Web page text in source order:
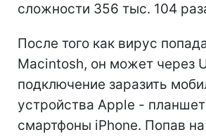
сложности 356 тыс. 104
После того как вирус
Macintosh, он может через
подключение заразить
устройства Apple -
смартфоны iPhone. Попав